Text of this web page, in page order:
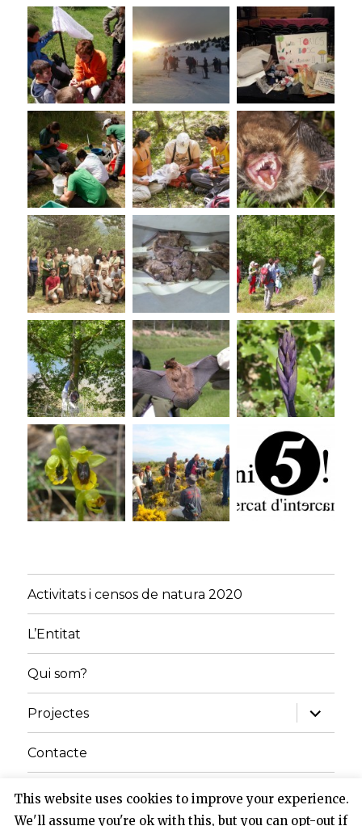
Activitats i censos de natura 2020
L’Entitat
Qui som?
Projectes
amplia
el
menú
Contacte
Inici
This website uses cookies to improve your experience.
We'll assume you're ok with this, but you can opt-out if